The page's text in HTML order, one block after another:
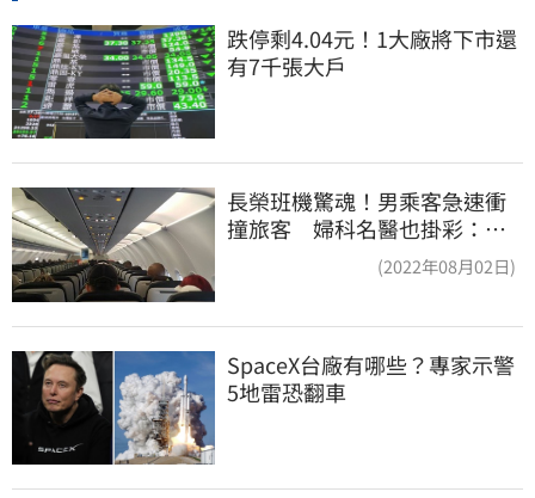
跌停剩4.04元！1大廠將下市還
有7千張大戶
長榮班機驚魂！男乘客急速衝
撞旅客 婦科名醫也掛彩：全
(2022年08月02日)
SpaceX台廠有哪些？專家示警
5地雷恐翻車